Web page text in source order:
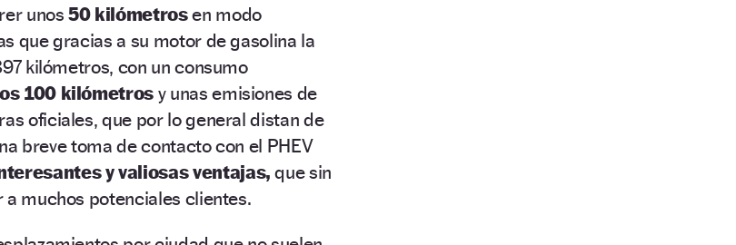
unos50 kilómetrosen modo
que gracias a su motor de gasolina la
kilómetros, con un consumo
100 kilómetros y unas emisiones de
oficiales, que por lo general distan de
breve toma de contacto con el PHEV
y valiosas ventajas, que sin
muchos potenciales clientes.